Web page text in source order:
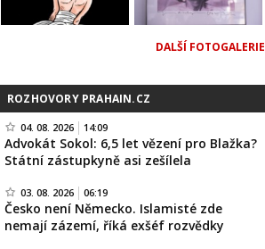
DALŠÍ FOTOGALERIE
ROZHOVORY PRAHAIN.CZ
04. 08. 2026 14:09
Advokát Sokol: 6,5 let vězení pro Blažka?
Státní zástupkyně asi zešílela
03. 08. 2026 06:19
Česko není Německo. Islamisté zde
nemají zázemí, říká exšéf rozvědky